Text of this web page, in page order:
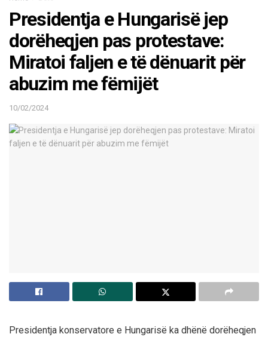
Presidentja e Hungarisë jep
dorëheqjen pas protestave:
Miratoi faljen e të dënuarit për
abuzim me fëmijët
10/02/2024
Presidentja konservatore e Hungarisë ka dhënë dorëheqjen